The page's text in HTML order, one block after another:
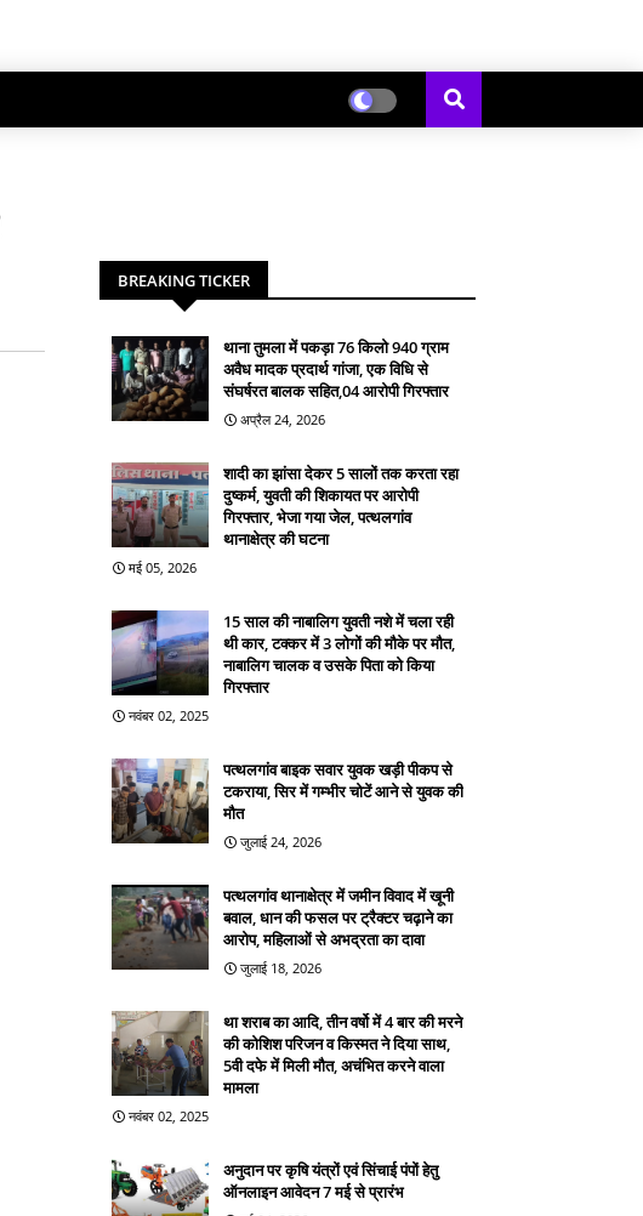
BREAKING TICKER
थाना तुमला में पकड़ा 76 किलो 940 ग्राम
अवैध मादक प्रदार्थ गांजा, एक विधि से
संघर्षरत बालक सहित,04 आरोपी गिरफ्तार
अप्रैल 24, 2026
शादी का झांसा देकर 5 सालों तक करता रहा
दुष्कर्म, युवती की शिकायत पर आरोपी
गिरफ्तार, भेजा गया जेल, पत्थलगांव
थानाक्षेत्र की घटना
मई 05, 2026
15 साल की नाबालिग युवती नशे में चला रही
थी कार, टक्कर में 3 लोगों की मौके पर मौत,
नाबालिग चालक व उसके पिता को किया
गिरफ्तार
नवंबर 02, 2025
पत्थलगांव बाइक सवार युवक खड़ी पीकप से
टकराया, सिर में गम्भीर चोटें आने से युवक की
मौत
जुलाई 24, 2026
पत्थलगांव थानाक्षेत्र में जमीन विवाद में खूनी
बवाल, धान की फसल पर ट्रैक्टर चढ़ाने का
आरोप, महिलाओं से अभद्रता का दावा
जुलाई 18, 2026
था शराब का आदि, तीन वर्षो में 4 बार की मरने
की कोशिश परिजन व किस्मत ने दिया साथ,
5वी दफे में मिली मौत, अचंभित करने वाला
मामला
नवंबर 02, 2025
अनुदान पर कृषि यंत्रों एवं सिंचाई पंपों हेतु
ऑनलाइन आवेदन 7 मई से प्रारंभ